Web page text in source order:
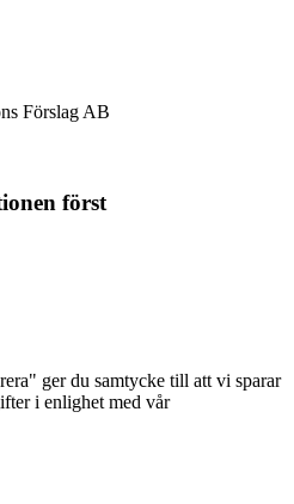
Förslag AB
först
ger du samtycke till att vi sparar
i enlighet med vår